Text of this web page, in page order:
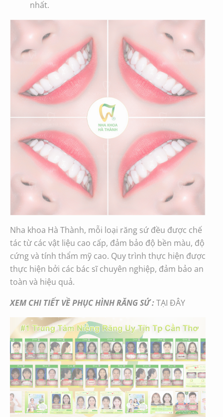
nhất.
Nha khoa Hà Thành, mỗi loại răng sứ đều được chế
tác từ các vật liệu cao cấp, đảm bảo độ bền màu, độ
cứng và tính thẩm mỹ cao. Quy trình thực hiện được
thực hiện bởi các bác sĩ chuyên nghiệp, đảm bảo an
toàn và hiệu quả.
XEM CHI TIẾT VỀ PHỤC HÌNH RĂNG SỨ :TẠI ĐÂY